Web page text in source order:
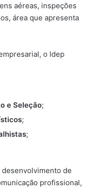
aéreas, inspeções
área que apresenta
o Idep
e Seleção;
;
;
desenvolvimento de
profissional,